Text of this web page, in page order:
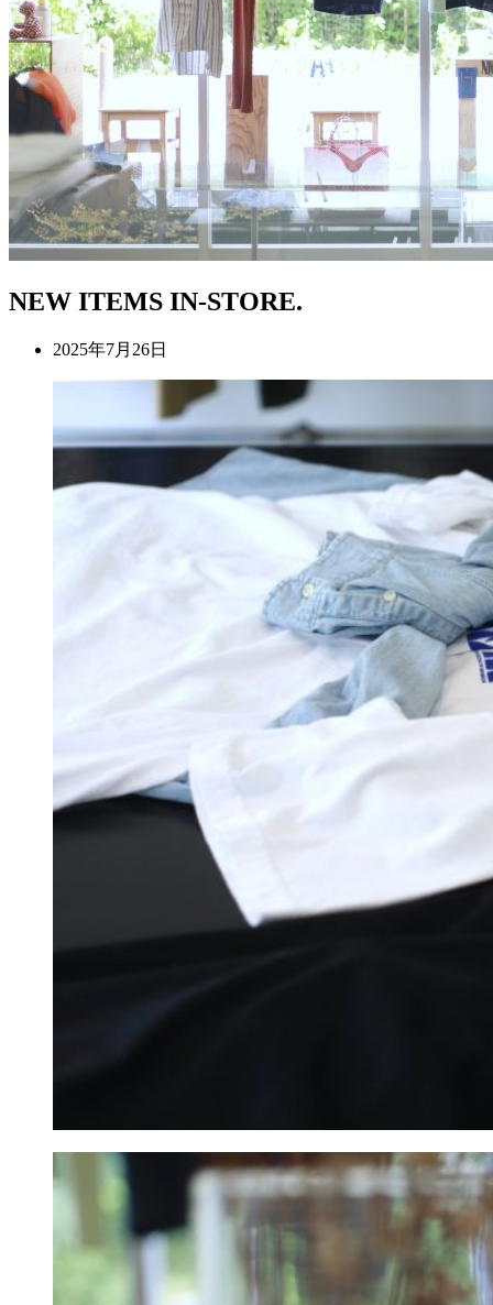
NEW ITEMS IN-STORE.
2025年7月26日